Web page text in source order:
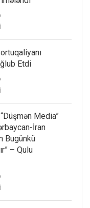
Etdi
Media”
İran
Bugünkü
– Qulu